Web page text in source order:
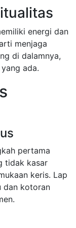
energi dan
menjaga
di dalamnya,
ada.
pertama
tidak kasar
keris. Lap
dan kotoran